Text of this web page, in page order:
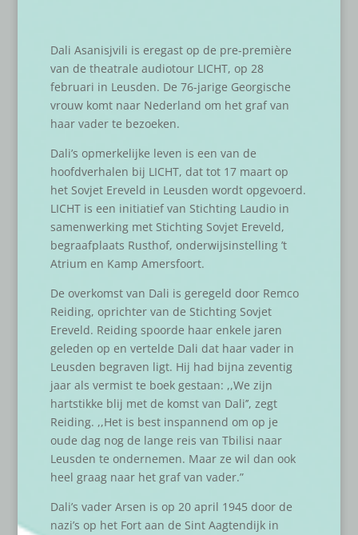
Dali Asanisjvili is eregast op de pre-première
van de theatrale audiotour LICHT, op 28
februari in Leusden. De 76-jarige Georgische
vrouw komt naar Nederland om het graf van
haar vader te bezoeken.
Dali’s opmerkelijke leven is een van de
hoofdverhalen bij LICHT, dat tot 17 maart op
het Sovjet Ereveld in Leusden wordt opgevoerd.
LICHT is een initiatief van Stichting Laudio in
samenwerking met Stichting Sovjet Ereveld,
begraafplaats Rusthof, onderwijsinstelling ’t
Atrium en Kamp Amersfoort.
De overkomst van Dali is geregeld door Remco
Reiding, oprichter van de Stichting Sovjet
Ereveld. Reiding spoorde haar enkele jaren
geleden op en vertelde Dali dat haar vader in
Leusden begraven ligt. Hij had bijna zeventig
jaar als vermist te boek gestaan: ,,We zijn
hartstikke blij met de komst van Dali’’, zegt
Reiding. ,,Het is best inspannend om op je
oude dag nog de lange reis van Tbilisi naar
Leusden te ondernemen. Maar ze wil dan ook
heel graag naar het graf van vader.”
Dali’s vader Arsen is op 20 april 1945 door de
nazi’s op het Fort aan de Sint Aagtendijk in